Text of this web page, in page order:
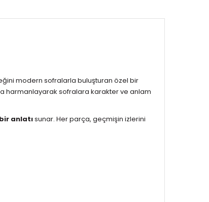
modern sofralarla buluşturan özel bir
harmanlayarak sofralara karakter ve anlam
anlatısunar. Her parça, geçmişin izlerini